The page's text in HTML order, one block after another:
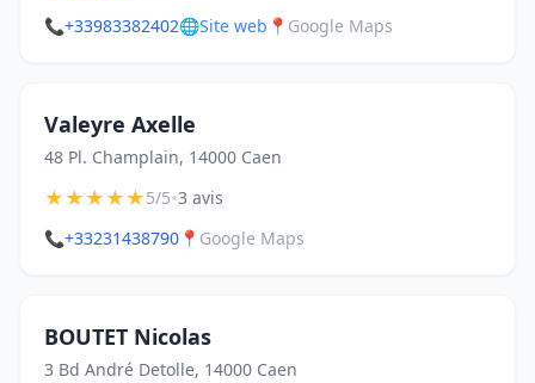
📞+33983382402🌐Site web 📍 Google Maps
Valeyre Axelle
48 Pl. Champlain, 14000 Caen
★★★★★5/5•3 avis
📞+33231438790 📍 Google Maps
BOUTET Nicolas
3 Bd André Detolle, 14000 Caen